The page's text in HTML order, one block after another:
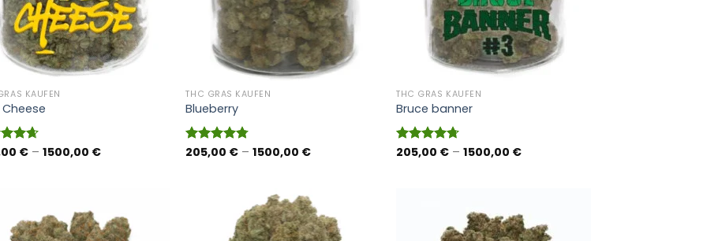
KAUFEN
Cheese
€ – 1500,00 €Preisspanne:
THC GRAS KAUFEN
Blueberry
Bewertet
205,00 € –1500,00 €Preisspanne:
THC GRAS KAUFEN
Bruce banner
Bewertet
205,00 € –1500,00 €Preisspanne: